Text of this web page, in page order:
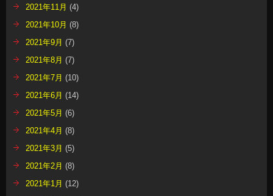
2021年11月 (4)
2021年10月 (8)
2021年9月 (7)
2021年8月 (7)
2021年7月 (10)
2021年6月 (14)
2021年5月 (6)
2021年4月 (8)
2021年3月 (5)
2021年2月 (8)
2021年1月 (12)